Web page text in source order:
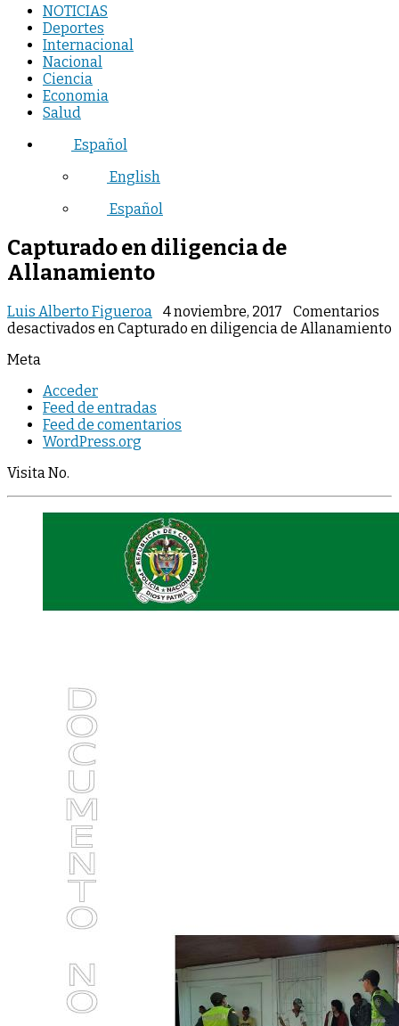
NOTICIAS
Deportes
Internacional
Nacional
Ciencia
Economia
Salud
Español
English
Español
Capturado en diligencia de
Allanamiento
Luis Alberto Figueroa 4 noviembre, 2017
Comentarios
desactivados en Capturado en diligencia de Allanamiento
Meta
Acceder
Feed de entradas
Feed de comentarios
WordPress.org
Visita No.